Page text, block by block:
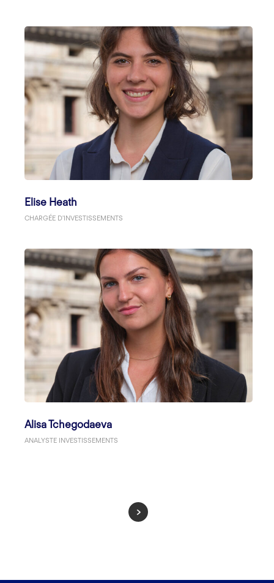
Elise Heath
CHARGÉE D'INVESTISSEMENTS
Alisa Tchegodaeva
ANALYSTE INVESTISSEMENTS